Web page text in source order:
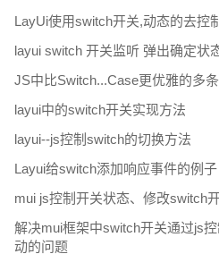
LayUi使用switch开关,动态的去控
layui switch 开关监听 弹出确定状
JS中比Switch...Case更优雅的多
layui中的switch开关实现方法
layui--js控制switch的切换方法
Layui给switch添加响应事件的例子
mui js控制开关状态、修改switch
解决mui框架中switch开关通过js
动的问题